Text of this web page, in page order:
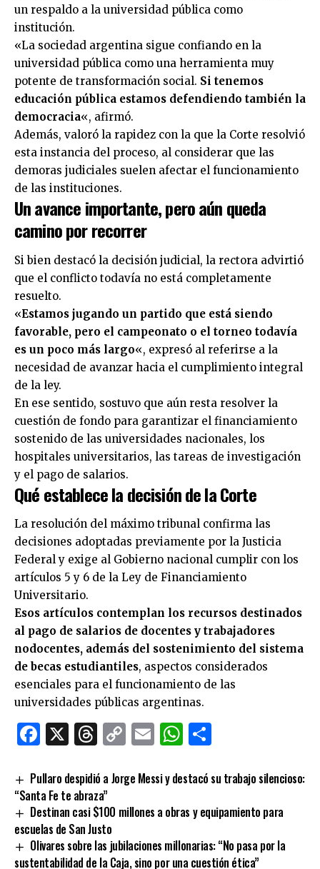
un respaldo a la universidad pública como
institución.
«La sociedad argentina sigue confiando en la
universidad pública como una herramienta muy
potente de transformación social. Si tenemos
educación pública estamos defendiendo también la
democracia«, afirmó.
Además, valoró la rapidez con la que la Corte resolvió
esta instancia del proceso, al considerar que las
demoras judiciales suelen afectar el funcionamiento
de las instituciones.
Un avance importante, pero aún queda
camino por recorrer
Si bien destacó la decisión judicial, la rectora advirtió
que el conflicto todavía no está completamente
resuelto.
«Estamos jugando un partido que está siendo
favorable, pero el campeonato o el torneo todavía
es un poco más largo«, expresó al referirse a la
necesidad de avanzar hacia el cumplimiento integral
de la ley.
En ese sentido, sostuvo que aún resta resolver la
cuestión de fondo para garantizar el financiamiento
sostenido de las universidades nacionales, los
hospitales universitarios, las tareas de investigación
y el pago de salarios.
Qué establece la decisión de la Corte
La resolución del máximo tribunal confirma las
decisiones adoptadas previamente por la Justicia
Federal y exige al Gobierno nacional cumplir con los
artículos 5 y 6 de la Ley de Financiamiento
Universitario.
Esos artículos contemplan los recursos destinados
al pago de salarios de docentes y trabajadores
nodocentes, además del sostenimiento del sistema
de becas estudiantiles, aspectos considerados
esenciales para el funcionamiento de las
universidades públicas argentinas.
Facebook
X Threads
CopyEmailWhatsApp
Pullaro despidió a Jorge Messi y destacó su trabajo silencioso:
“Santa Fe te abraza”
Destinan casi $100 millones a obras y equipamiento para
escuelas de San Justo
Olivares sobre las jubilaciones millonarias: “No pasa por la
sustentabilidad de la Caja, sino por una cuestión ética”